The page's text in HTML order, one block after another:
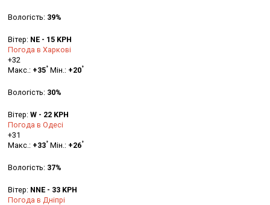
Вологість: 39%
Вітер: NE - 15 KPH
Погода в Харкові
+32
Макс.: +35° Мін.: +20°
Вологість: 30%
Вітер:W - 22 KPH
Погода в Одесі
+31
Макс.: +33° Мін.: +26°
Вологість: 37%
Вітер: NNE - 33 KPH
Погода в Дніпрі